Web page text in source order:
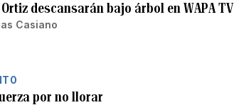
descansarán bajo árbol en WAPA TV
Casiano
por no llorar